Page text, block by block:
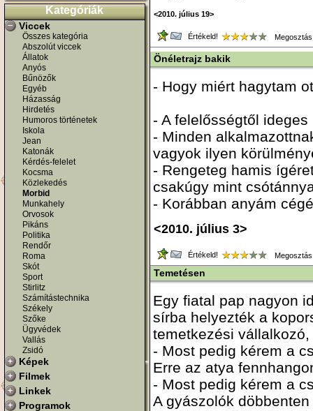
Kategóriák
Viccek
Összes kategória
Abszolút viccek
Állatok
Anyós
Bűnözők
Egyéb
Házasság
Hirdetés
Humoros történetek
Iskola
Jean
Katonák
Kérdés-felelet
Kocsma
Közlekedés
Morbid
Munkahely
Orvosok
Pikáns
Politika
Rendőr
Roma
Skót
Sport
Stirlitz
Számítástechnika
Székely
Szőke
Ügyvédek
Vallás
Zsidó
Képek
Filmek
Linkek
Programok
<2010. július 19>
Értékeld!
Önéletrajz bakik
- Hogy miért hagytam
- A felelősségtől ideges
- Minden
vagyok ilyen
- Rengeteg hamis
csakúgy mint
- Korábban anyám
<2010. július 3>
Értékeld!
Temetésen
Egy fiatal pap nagyon
sírba helyezték a
temetkezési
- Most pedig kérem a
Erre az atya
- Most pedig kérem a
A gyászolók